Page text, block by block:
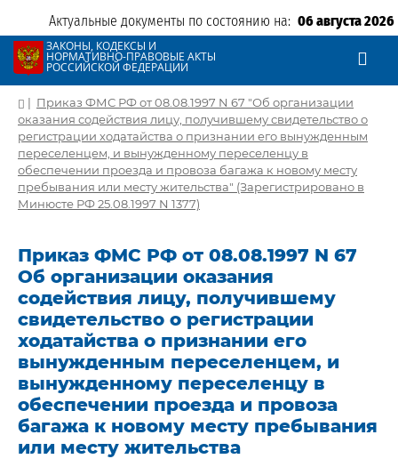
Актуальные документы по состоянию на: 06 августа 2026
ЗАКОНЫ, КОДЕКСЫ И
НОРМАТИВНО-ПРАВОВЫЕ АКТЫ
РОССИЙСКОЙ ФЕДЕРАЦИИ
| Приказ ФМС РФ от 08.08.1997 N 67 "Об организации
оказания содействия лицу, получившему свидетельство о
регистрации ходатайства о признании его вынужденным
переселенцем, и вынужденному переселенцу в
обеспечении проезда и провоза багажа к новому месту
пребывания или месту жительства" (Зарегистрировано в
Минюсте РФ 25.08.1997 N 1377)
Приказ ФМС РФ от 08.08.1997 N 67
Об организации оказания
содействия лицу, получившему
свидетельство о регистрации
ходатайства о признании его
вынужденным переселенцем, и
вынужденному переселенцу в
обеспечении проезда и провоза
багажа к новому месту пребывания
или месту жительства